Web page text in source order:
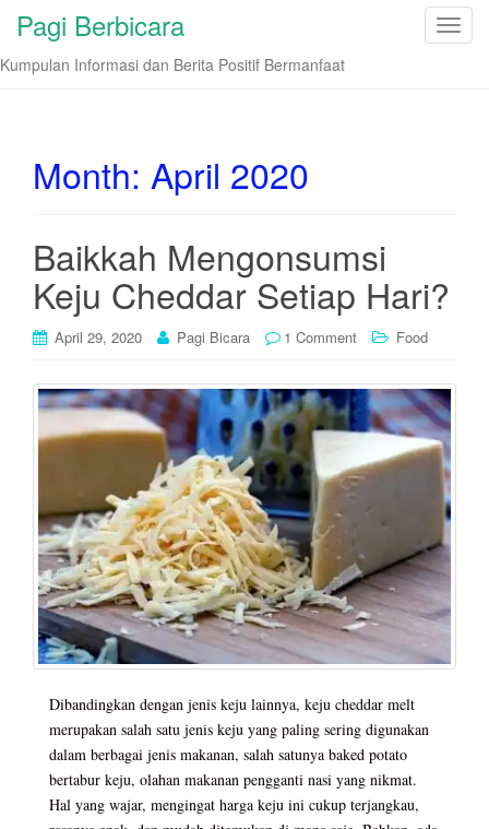
T
o
n
Pagi Berbicara
Kumpulan Informasi dan Berita Positif Bermanfaat
Month: April 2020
Baikkah Mengonsumsi
Keju Cheddar Setiap Hari?
April 29, 2020 Pagi Bicara 1 Comment Food
Dibandingkan dengan jenis keju lainnya, keju cheddar melt
merupakan salah satu jenis keju yang paling sering digunakan
dalam berbagai jenis makanan, salah satunya baked potato
bertabur keju, olahan makanan pengganti nasi yang nikmat.
Hal yang wajar, mengingat harga keju ini cukup terjangkau,